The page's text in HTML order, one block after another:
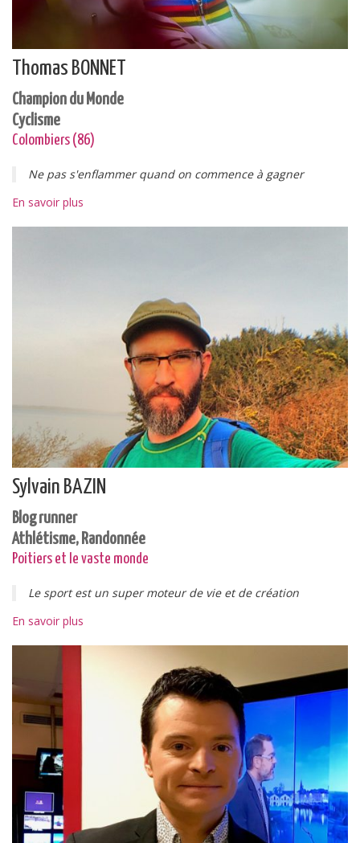
Thomas BONNET
Champion du Monde
Cyclisme
Colombiers (86)
Ne pas s'enflammer quand on commence à gagner
En savoir plus
Sylvain BAZIN
Blog runner
Athlétisme, Randonnée
Poitiers et le vaste monde
Le sport est un super moteur de vie et de création
En savoir plus